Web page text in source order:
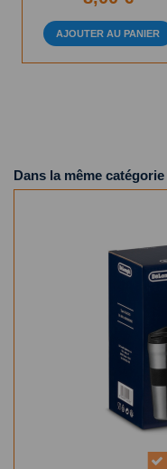
AJOUTER AU PANIER
Dans la même catégorie